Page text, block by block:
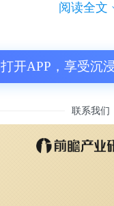
在生物体内部的
:“JCVI-syn3A
目的最小模型。
小组组长伊
则，那么我们
阅读全文
打开APP，享受沉
联系我们